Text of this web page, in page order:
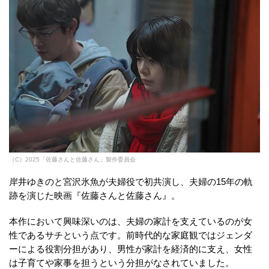
（C）2025「佐藤さんと佐藤さん」製作委員会
岸井ゆきのと宮沢氷魚が夫婦役で初共演し、夫婦の15年の軌
跡を演じた映画『佐藤さんと佐藤さん』。
本作において興味深いのは、夫婦の家計を支えているのが女
性であるサチという点です。前時代的な家庭観ではジェンダ
ーによる役割分担があり、男性が家計を経済的に支え、女性
は子育てや家事を担うという分担がなされていました。